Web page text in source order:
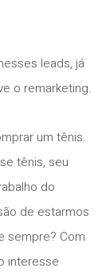
leads, já
o remarketing.
um tênis.
tênis, seu
do
de estarmos
sempre? Com
interesse